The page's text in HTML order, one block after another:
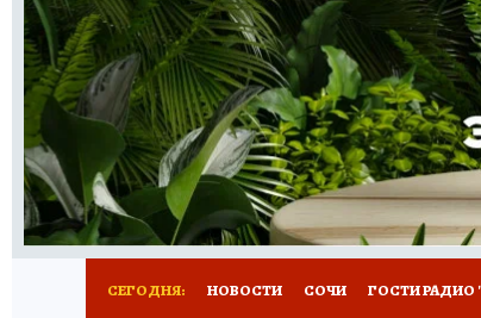
КНИЖНАЯ ПОЛКА ПРОГНОЗЫ НА
ПРЕСС-ЦЕНТР НЕДВИЖИМОСТЬ
ВСЕ О КП РАДИО КП ТЕСТЫ
СЕГОДНЯ: НОВОСТИ СОЧИ ГОСТИ РАДИО